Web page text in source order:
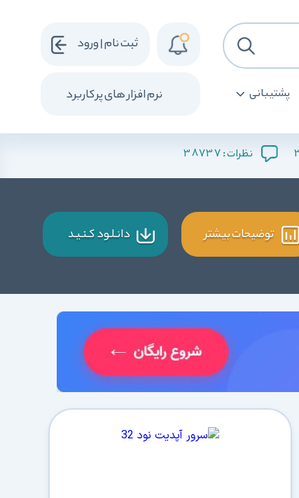
پشتیبانی نرم افزار های پرکاربرد
ثبت نام | ورود
نظرات :38737
توضیحات بیشتر دانـلـود کـنـیـد